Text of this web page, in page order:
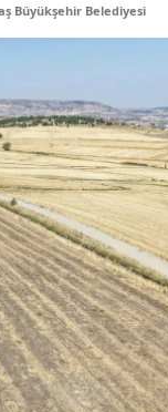
Büyükşehir Belediyesi